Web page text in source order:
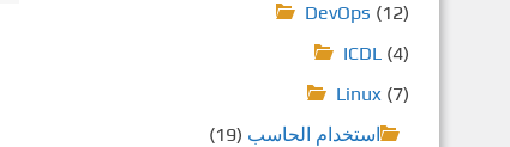
DevOps (12)
ICDL(4)
Linux(7)
استخدام الحاسب (19)